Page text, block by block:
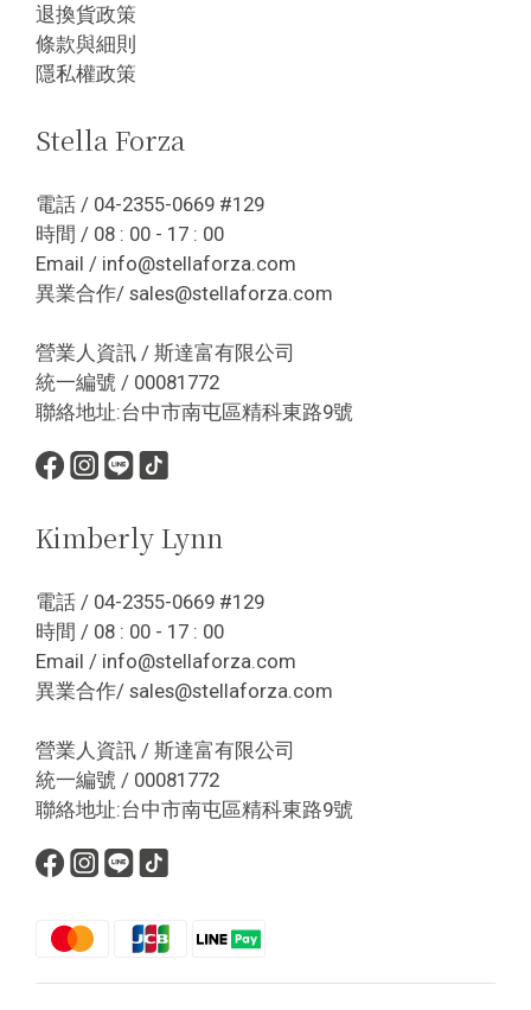
退換貨政策
條款與細則
隱私權政策
Stella Forza
電話 / 04-2355-0669 #129
時間 / 08 : 00 - 17 : 00
Email / info@stellaforza.com
異業合作/ sales@stellaforza.com
營業人資訊 / 斯達富有限公司
統一編號 / 00081772
聯絡地址:台中市南屯區精科東路9號
Kimberly Lynn
電話 / 04-2355-0669 #129
時間 / 08 : 00 - 17 : 00
Email / info@stellaforza.com
異業合作/ sales@stellaforza.com
營業人資訊 / 斯達富有限公司
統一編號 / 00081772
聯絡地址:台中市南屯區精科東路9號